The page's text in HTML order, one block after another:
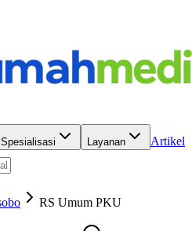
Spesialisasi Layanan Artikel
RS Umum PKU